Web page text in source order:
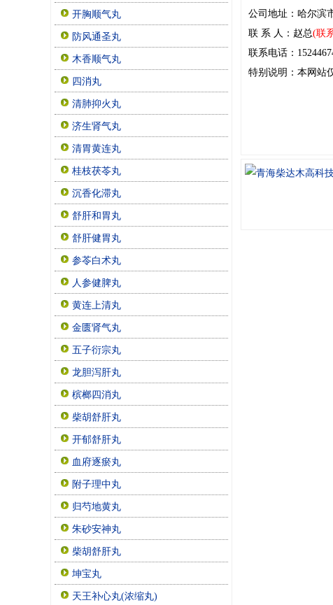
开胸顺气丸
防风通圣丸
木香顺气丸
四消丸
清肺抑火丸
济生肾气丸
清胃黄连丸
桂枝茯苓丸
沉香化滞丸
舒肝和胃丸
舒肝健胃丸
参苓白术丸
人参健脾丸
黄连上清丸
金匮肾气丸
五子衍宗丸
龙胆泻肝丸
槟榔四消丸
柴胡舒肝丸
开郁舒肝丸
血府逐瘀丸
附子理中丸
归芍地黄丸
朱砂安神丸
柴胡舒肝丸
坤宝丸
天王补心丸(浓缩丸)
公司地址：哈尔滨
联 系 人：赵总(联
联系电话：
特别说明：本网站